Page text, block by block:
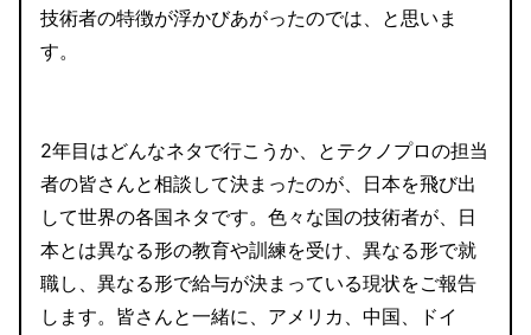
技術者の特徴が浮かびあがったのでは、と思いま
す。
2年目はどんなネタで行こうか、とテクノプロの担当
者の皆さんと相談して決まったのが、日本を飛び出
して世界の各国ネタです。色々な国の技術者が、日
本とは異なる形の教育や訓練を受け、異なる形で就
職し、異なる形で給与が決まっている現状をご報告
します。皆さんと一緒に、アメリカ、中国、ドイ